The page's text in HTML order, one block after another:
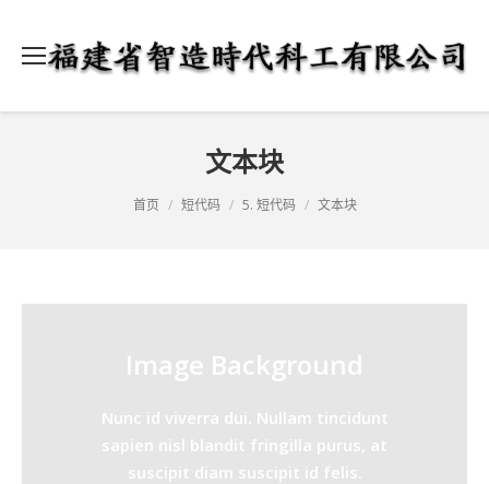
文本块
首页 短代码 5. 短代码 文本块
Image Background
Nunc id viverra dui. Nullam tincidunt
sapien nisl blandit fringilla purus, at
suscipit diam suscipit id felis.